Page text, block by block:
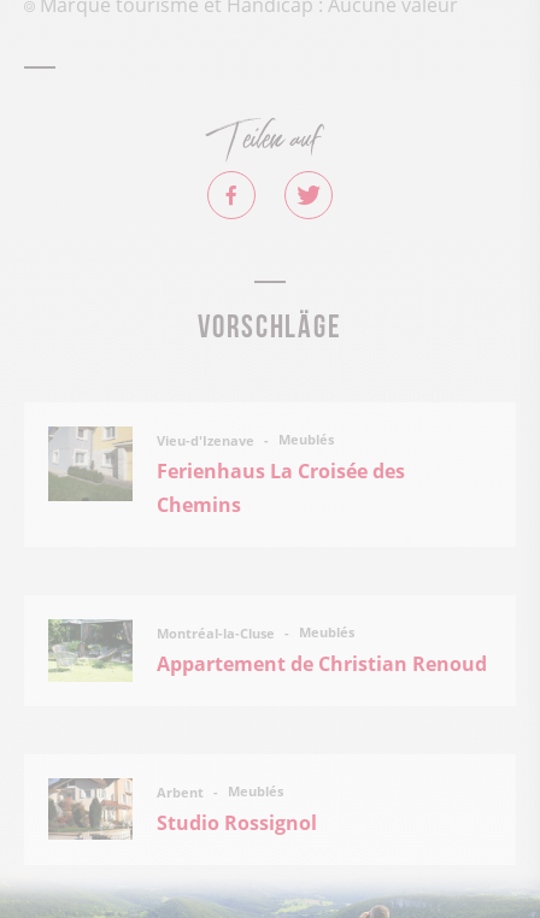
Teilen auf
Vorschläge
Vieu-d'Izenave Meublés
Ferienhaus La Croisée des
Chemins
Montréal-la-Cluse Meublés
Appartement de Christian Renoud
Arbent Meublés
Studio Rossignol